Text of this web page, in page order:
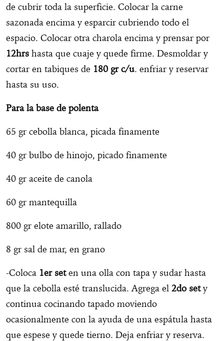
de cubrir toda la superficie. Colocar la carne
sazonada encima y esparcir cubriendo todo el
espacio. Colocar otra charola encima y prensar por
12hrs hasta que cuaje y quede firme. Desmoldar y
cortar en tabiques de 180 gr c/u. enfriar y reservar
hasta su uso.
Para la base de polenta
65 gr cebolla blanca, picada finamente
40 gr bulbo de hinojo, picado finamente
40 gr aceite de canola
60 gr mantequilla
800 gr elote amarillo, rallado
8 gr sal de mar, en grano
-Coloca 1er seten una olla con tapa y sudar hasta
que la cebolla esté translucida. Agrega el 2do sety
continua cocinando tapado moviendo
ocasionalmente con la ayuda de una espátula hasta
que espese y quede tierno. Deja enfriar y reserva.